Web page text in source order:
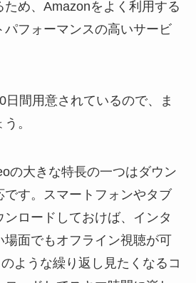
ため、Amazonをよく利用する
フォーマンスの高いサービ
日間用意されているので、ま
。
の大きな特長の一つはダウン
です。スマートフォンやタブ
ロードしておけば、インタ
場面でもオフライン視聴が可
ような繰り返し見たくなるコ